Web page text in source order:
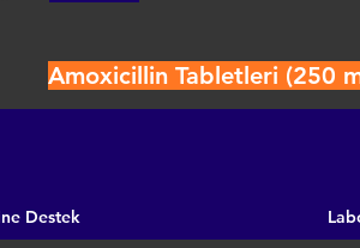
Amoxicillin Tabletleri (250
Destek